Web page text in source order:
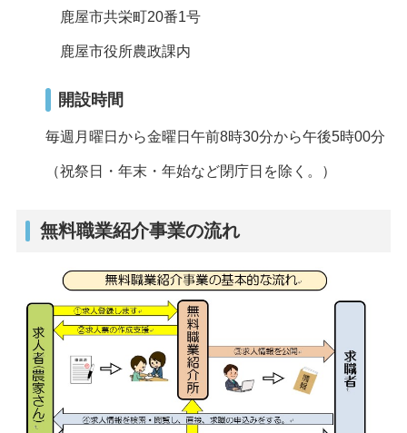
鹿屋市共栄町20番1号
鹿屋市役所農政課内
開設時間
毎週月曜日から金曜日午前8時30分から午後5時00分
（祝祭日・年末・年始など閉庁日を除く。）
無料職業紹介事業の流れ